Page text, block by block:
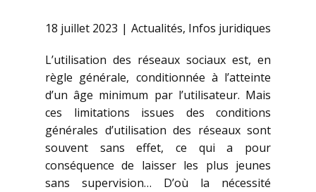
18 juillet 2023 Actualités, Infos juridiques
L’utilisation des réseaux sociaux est, en
règle générale, conditionnée à l’atteinte
d’un âge minimum par l’utilisateur. Mais
ces limitations issues des conditions
générales d’utilisation des réseaux sont
souvent sans effet, ce qui a pour
conséquence de laisser les plus jeunes
sans supervision… D’où la nécessité